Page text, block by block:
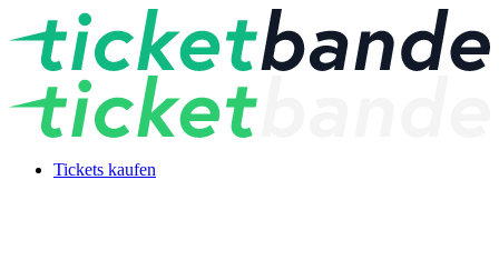
Tickets kaufen